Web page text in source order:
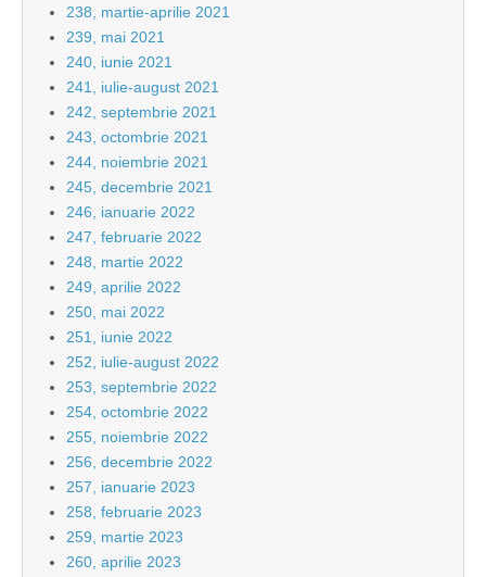
238, martie-aprilie 2021
239, mai 2021
240, iunie 2021
241, iulie-august 2021
242, septembrie 2021
243, octombrie 2021
244, noiembrie 2021
245, decembrie 2021
246, ianuarie 2022
247, februarie 2022
248, martie 2022
249, aprilie 2022
250, mai 2022
251, iunie 2022
252, iulie-august 2022
253, septembrie 2022
254, octombrie 2022
255, noiembrie 2022
256, decembrie 2022
257, ianuarie 2023
258, februarie 2023
259, martie 2023
260, aprilie 2023